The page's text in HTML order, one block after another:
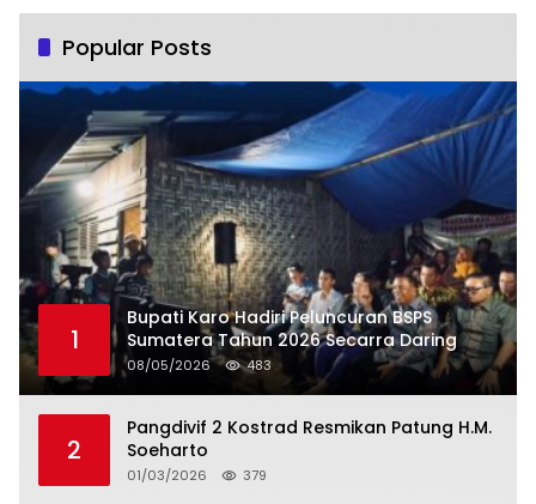
Popular Posts
1
Bupati Karo Hadiri Peluncuran BSPS
Sumatera Tahun 2026 Secarra Daring
08/05/2026 483
2
Pangdivif 2 Kostrad Resmikan Patung H.M.
Soeharto
01/03/2026 379